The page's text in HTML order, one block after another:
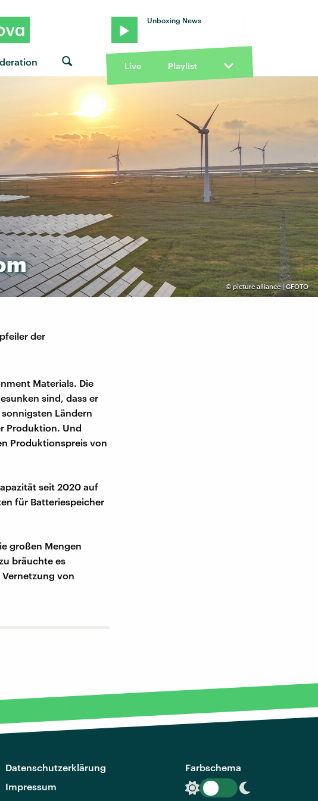
Unboxing News
Live Playlist
©picture alliance | CFOTO
der
Materials. Die
sind, dass er
Ländern
Produktion. Und
Produktionspreis von
seit 2020 auf
für Batteriespeicher
großen Mengen
bräuchte es
von
Datenschutzerklärung
Impressum
Farbschema